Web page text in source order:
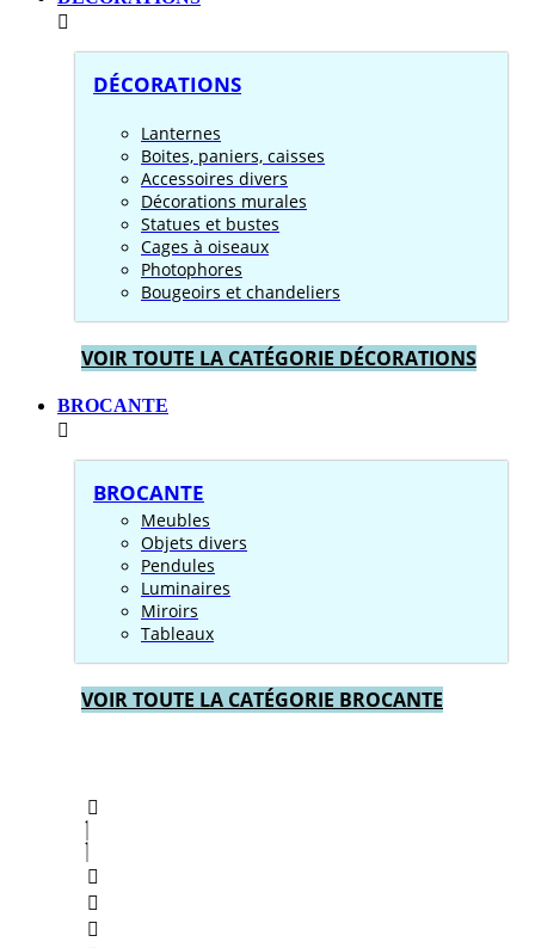
DÉCORATIONS
Lanternes
Boites, paniers, caisses
Accessoires divers
Décorations murales
Statues et bustes
Cages à oiseaux
Photophores
Bougeoirs et chandeliers
VOIR TOUTE LA CATÉGORIE DÉCORATIONS
BROCANTE
BROCANTE
Meubles
Objets divers
Pendules
Luminaires
Miroirs
Tableaux
VOIR TOUTE LA CATÉGORIE BROCANTE